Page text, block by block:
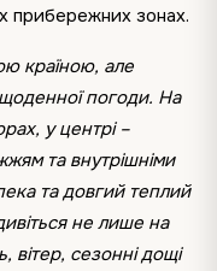
прибережних зонах.
країною, але
щоденної погоди. На
у центрі –
та внутрішніми
та довгий теплий
не лише на
вітер, сезонні дощі